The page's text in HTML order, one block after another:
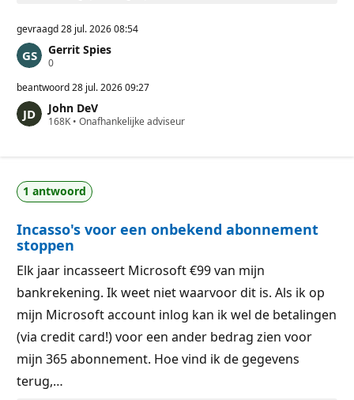
gevraagd28 jul. 2026 08:54
Gerrit Spies
0R
p
t
a
u
n
t
n
beantwoord28 jul. 2026 09:27
John DeV
168K R
a
t
i
p
u
n
e
• Onafhankelijke adviseur
1 antwoord
Incasso's voor een onbekend abonnement
stoppen
Elk jaar incasseert Microsoft €99 van mijn
bankrekening. Ik weet niet waarvoor dit is. Als ik op
mijn Microsoft account inlog kan ik wel de betalingen
(via credit card!) voor een ander bedrag zien voor
mijn 365 abonnement. Hoe vind ik de gegevens
terug,…